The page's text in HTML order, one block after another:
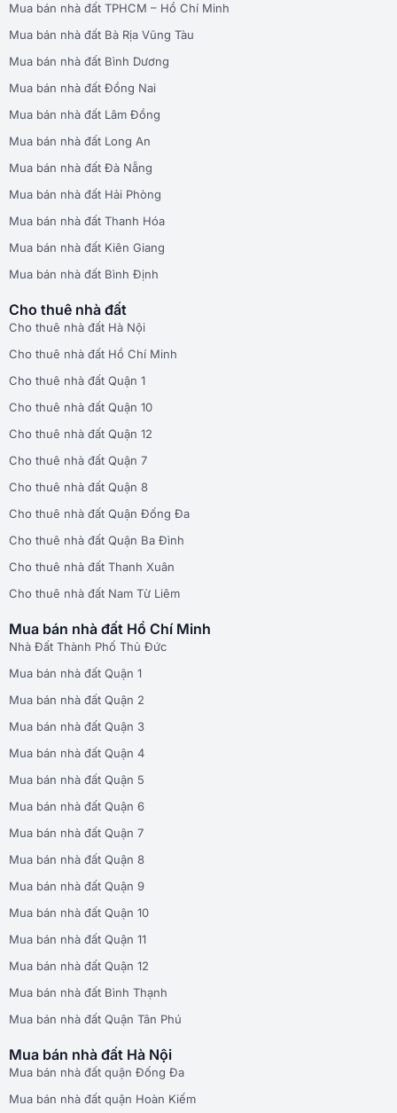
Mua bán nhà đất TPHCM – Hồ Chí Minh
Mua bán nhà đất Bà Rịa Vũng Tàu
Mua bán nhà đất Bình Dương
Mua bán nhà đất Đồng Nai
Mua bán nhà đất Lâm Đồng
Mua bán nhà đất Long An
Mua bán nhà đất Đà Nẵng
Mua bán nhà đất Hải Phòng
Mua bán nhà đất Thanh Hóa
Mua bán nhà đất Kiên Giang
Mua bán nhà đất Bình Định
Cho thuê nhà đất
Cho thuê nhà đất Hà Nội
Cho thuê nhà đất Hồ Chí Minh
Cho thuê nhà đất Quận 1
Cho thuê nhà đất Quận 10
Cho thuê nhà đất Quận 12
Cho thuê nhà đất Quận 7
Cho thuê nhà đất Quận 8
Cho thuê nhà đất Quận Đống Đa
Cho thuê nhà đất Quận Ba Đình
Cho thuê nhà đất Thanh Xuân
Cho thuê nhà đất Nam Từ Liêm
Mua bán nhà đất Hồ Chí Minh
Nhà Đất Thành Phố Thủ Đức
Mua bán nhà đất Quận 1
Mua bán nhà đất Quận 2
Mua bán nhà đất Quận 3
Mua bán nhà đất Quận 4
Mua bán nhà đất Quận 5
Mua bán nhà đất Quận 6
Mua bán nhà đất Quận 7
Mua bán nhà đất Quận 8
Mua bán nhà đất Quận 9
Mua bán nhà đất Quận 10
Mua bán nhà đất Quận 11
Mua bán nhà đất Quận 12
Mua bán nhà đất Bình Thạnh
Mua bán nhà đất Quận Tân Phú
Mua bán nhà đất Hà Nội
Mua bán nhà đất quận Đống Đa
Mua bán nhà đất quận Hoàn Kiếm